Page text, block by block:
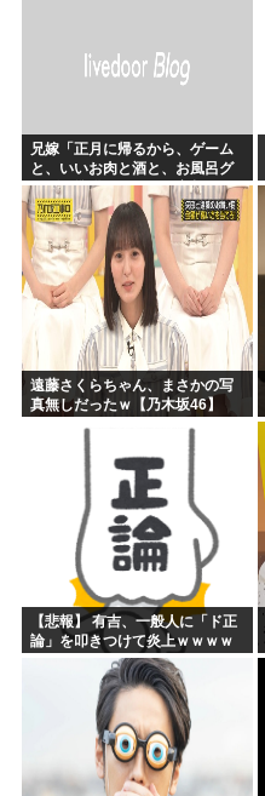
兄嫁「正月に帰るから、ゲーム
と、いいお肉と酒と、お風呂グ
ッズの準備しとけよ」寝起きの
私「知るかボケ」兄嫁「キィィ
ィィー！！！！」私「あ…」
遠藤さくらちゃん、まさかの写
真無しだったｗ【乃木坂46】
【悲報】 有吉、一般人に「ド正
論」を叩きつけて炎上ｗｗｗｗ